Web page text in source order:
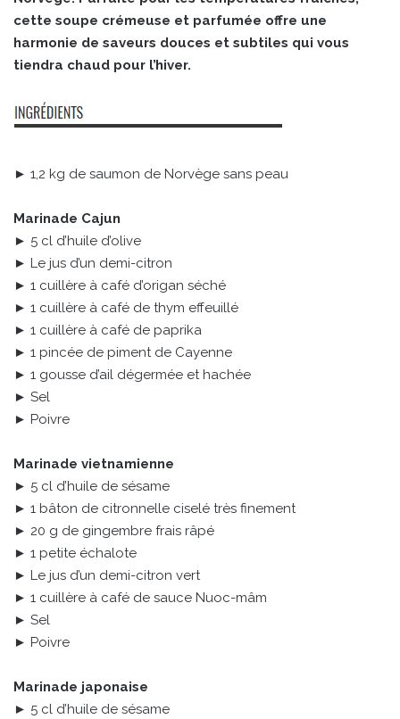
cette soupe crémeuse et parfumée offre une
harmonie de saveurs douces et subtiles qui vous
tiendra chaud pour l’hiver.
► 1,2 kg de saumon de Norvège sans peau
Marinade Cajun
► 5 cl d’huile d’olive
► Le jus d’un demi-citron
► 1 cuillère à café d’origan séché
► 1 cuillère à café de thym effeuillé
► 1 cuillère à café de paprika
► 1 pincée de piment de Cayenne
► 1 gousse d’ail dégermée et hachée
► Sel
► Poivre
Marinade vietnamienne
► 5 cl d’huile de sésame
► 1 bâton de citronnelle ciselé très finement
► 20 g de gingembre frais râpé
► 1 petite échalote
► Le jus d’un demi-citron vert
► 1 cuillère à café de sauce Nuoc-mâm
► Sel
► Poivre
Marinade japonaise
► 5 cl d’huile de sésame